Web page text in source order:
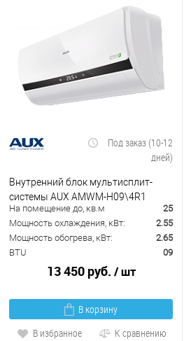
Под заказ (10-12
дней)
Внутренний блок мультисплит-
системы AUX AMWM-H09\4R1
На помещение до, кв.м
25
Мощность охлаждения, кВт:
2.55
Мощность обогрева, кВт:
2.65
BTU
09
13 450 руб. / шт
В корзину
В избранное
К сравнению